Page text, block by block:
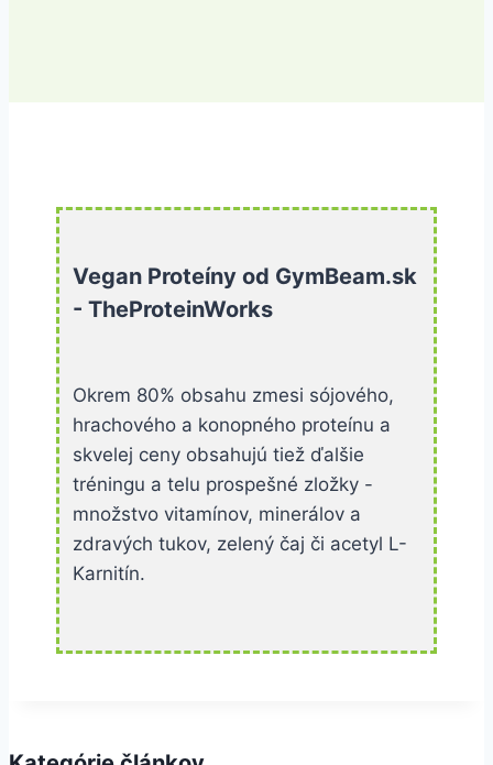
Vegan Proteíny od GymBeam.sk
- TheProteinWorks
Okrem 80% obsahu zmesi sójového,
hrachového a konopného proteínu a
skvelej ceny obsahujú tiež ďalšie
tréningu a telu prospešné zložky -
množstvo vitamínov, minerálov a
zdravých tukov, zelený čaj či acetyl L-
Karnitín.